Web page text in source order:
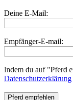
Deine E-Mail:
Empfänger-E-mail:
Indem du auf "Pferd
Datenschutzerklärung